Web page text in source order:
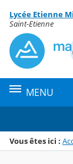
Menu de la
Contenu
Lycée Etienne
Saint-Etienne
MENU
Vous êtes ici :